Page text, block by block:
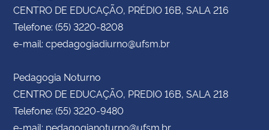
CENTRO DE EDUCAÇÃO, PRÉDIO 16B, SALA 216
Telefone: (55) 3220-8208
e-mail: cpedagogiadiurno@ufsm.br
Pedagogia Noturno
CENTRO DE EDUCAÇÃO, PREDIO 16B, SALA 218
Telefone: (55) 3220-9480
e-mail: pedagogianoturno@ufsm.br